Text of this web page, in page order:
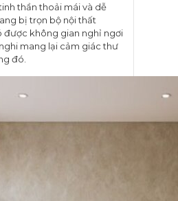
thần thoải mái và dễ
bị trọn bộ nội thất
được không gian nghỉ ngơi
mang lại cảm giác thư
đó.